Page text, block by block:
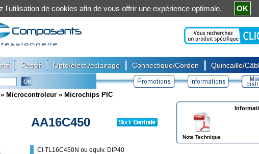
Passif Opto/élect./éclairage Connectique/Cordon Quincaille/
» Microcontroleur » Microchips PIC
AA16C450
Note Technique
CI TL16C450N ou equiv. DIP40
l'utilisation de cookies afin de vous offrir une expérience optimale. OK